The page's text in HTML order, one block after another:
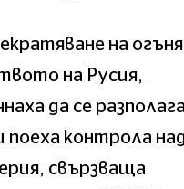
на
на Русия,
да се
поеха контрола
свързваща